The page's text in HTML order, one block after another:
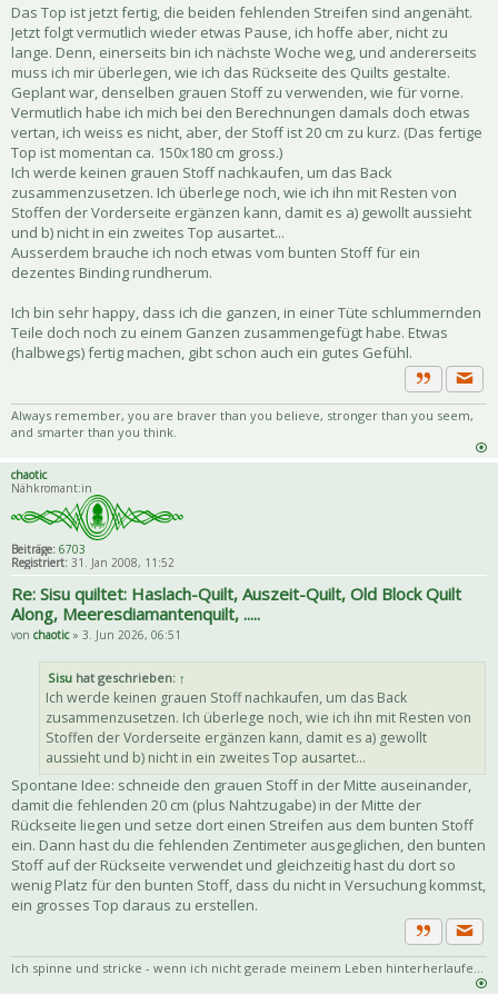
Das Top ist jetzt fertig, die beiden fehlenden Streifen sind angenäht.
Jetzt folgt vermutlich wieder etwas Pause, ich hoffe aber, nicht zu
lange. Denn, einerseits bin ich nächste Woche weg, und andererseits
muss ich mir überlegen, wie ich das Rückseite des Quilts gestalte.
Geplant war, denselben grauen Stoff zu verwenden, wie für vorne.
Vermutlich habe ich mich bei den Berechnungen damals doch etwas
vertan, ich weiss es nicht, aber, der Stoff ist 20 cm zu kurz. (Das fertige
Top ist momentan ca. 150x180 cm gross.)
Ich werde keinen grauen Stoff nachkaufen, um das Back
zusammenzusetzen. Ich überlege noch, wie ich ihn mit Resten von
Stoffen der Vorderseite ergänzen kann, damit es a) gewollt aussieht
und b) nicht in ein zweites Top ausartet...
Ausserdem brauche ich noch etwas vom bunten Stoff für ein
dezentes Binding rundherum.
Ich bin sehr happy, dass ich die ganzen, in einer Tüte schlummernden
Teile doch noch zu einem Ganzen zusammengefügt habe. Etwas
(halbwegs) fertig machen, gibt schon auch ein gutes Gefühl.
Zitat
Always remember, you are braver than you believe, stronger than you seem,
and smarter than you think.
chaotic
Nähkromant:in
Beiträge: 6703
Registriert: 31. Jan 2008, 11:52
Re: Sisu quiltet: Haslach-Quilt, Auszeit-Quilt, Old Block Quilt
Along, Meeresdiamantenquilt, .....
von chaotic» 3. Jun 2026, 06:51
Sisu hat geschrieben: ↑
Ich werde keinen grauen Stoff nachkaufen, um das Back
zusammenzusetzen. Ich überlege noch, wie ich ihn mit Resten von
Stoffen der Vorderseite ergänzen kann, damit es a) gewollt
aussieht und b) nicht in ein zweites Top ausartet...
Spontane Idee: schneide den grauen Stoff in der Mitte auseinander,
damit die fehlenden 20 cm (plus Nahtzugabe) in der Mitte der
Rückseite liegen und setze dort einen Streifen aus dem bunten Stoff
ein. Dann hast du die fehlenden Zentimeter ausgeglichen, den bunten
Stoff auf der Rückseite verwendet und gleichzeitig hast du dort so
wenig Platz für den bunten Stoff, dass du nicht in Versuchung kommst,
ein grosses Top daraus zu erstellen.
Zitat
Ich spinne und stricke - wenn ich nicht gerade meinem Leben hinterherlaufe...